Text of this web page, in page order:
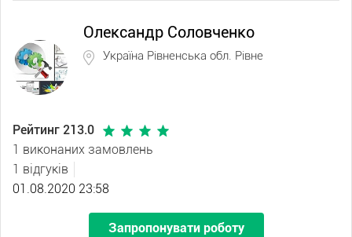
Олександр Соловченко
Україна Рівненська обл. Рівне
Рейтинг 213.0
1 виконаних замовлень
1 відгуків
01.08.2020 23:58
Запропонувати роботу